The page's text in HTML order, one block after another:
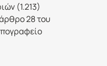
(1.213)
28 του